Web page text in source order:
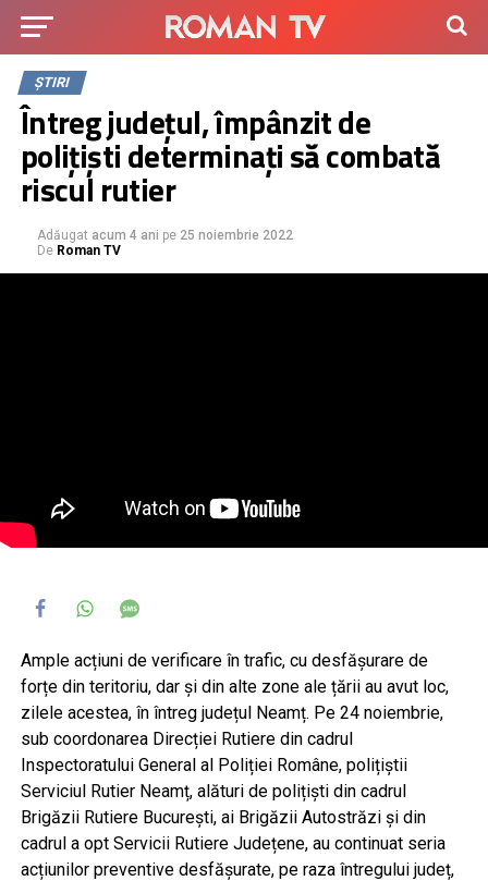
ȘTIRI
Întreg județul, împânzit de
polițiști determinați să combată
riscul rutier
Adăugat acum 4 ani pe 25 noiembrie 2022
De Roman TV
Ample acțiuni de verificare în trafic, cu desfășurare de
forțe din teritoriu, dar și din alte zone ale țării au avut loc,
zilele acestea, în întreg județul Neamț. Pe 24 noiembrie,
sub coordonarea Direcției Rutiere din cadrul
Inspectoratului General al Poliției Române, polițiștii
Serviciul Rutier Neamț, alături de polițiști din cadrul
Brigăzii Rutiere București, ai Brigăzii Autostrăzi și din
cadrul a opt Servicii Rutiere Județene, au continuat seria
acțiunilor preventive desfășurate, pe raza întregului județ,